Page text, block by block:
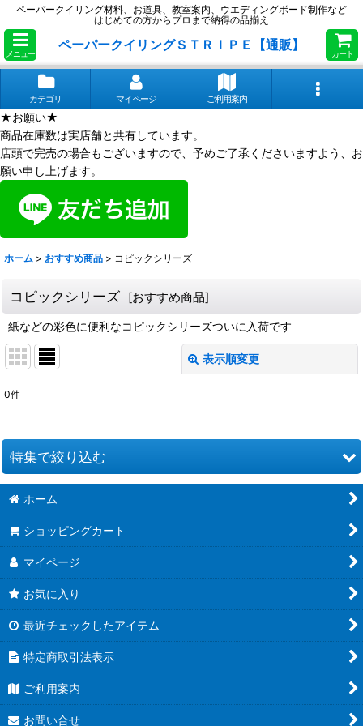
ペーパークイリング材料、お道具、教室案内、ウエディングボード制作など
はじめての方からプロまで納得の品揃え
メニュー
ペーパークイリングＳＴＲＩＰＥ【通販】
カート
カテゴリ マイページ ご利用案内
★お願い★
商品在庫数は実店舗と共有しています。
店頭で完売の場合もございますので、予めご了承くださいますよう、お
願い申し上げます。
ホーム > おすすめ商品 > コピックシリーズ
コピックシリーズ [おすすめ商品]
紙などの彩色に便利なコピックシリーズついに入荷です
表示順変更
並び順 :
0件
特集で絞り込む
お道具類
クイリングキット
ペーパー類
●ウエディング●
★クリスマス特集★
ホーム
ショッピングカート
マイページ
お気に入り
最近チェックしたアイテム
特定商取引法表示
ご利用案内
お問い合せ